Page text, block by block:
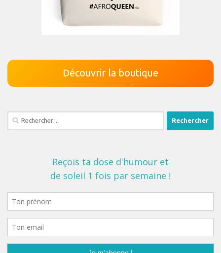
Découvrir la boutique
Rechercher :